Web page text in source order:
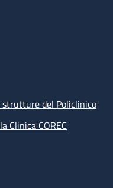
strutture del Policlinico
Clinica COREC